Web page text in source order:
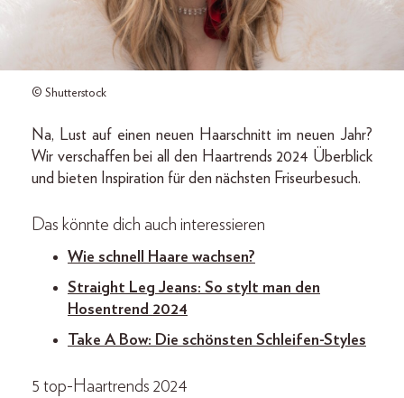
© Shutterstock
Na, Lust auf einen neuen Haarschnitt im neuen Jahr?
Wir verschaffen bei all den Haartrends 2024 Überblick
und bieten Inspiration für den nächsten Friseurbesuch.
Das könnte dich auch interessieren
Wie schnell Haare wachsen?
Straight Leg Jeans: So stylt man den
Hosentrend 2024
Take A Bow: Die schönsten Schleifen-Styles
5 top- Haartrends 2024